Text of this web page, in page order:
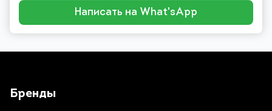
Написать на What'sApp
Бренды